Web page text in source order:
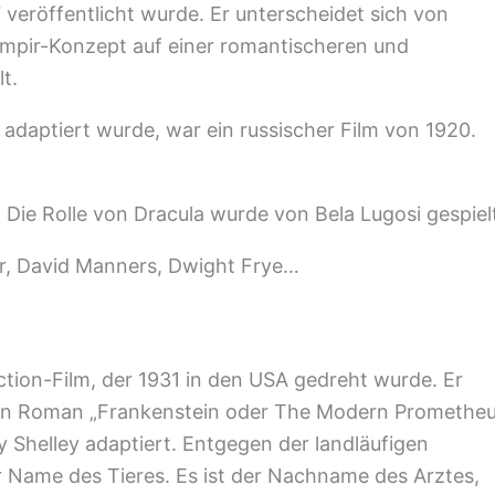
veröffentlicht wurde. Er unterscheidet sich von
Konzept auf einer romantischeren und
wurde, war ein russischer Film von 1920.
Rolle von Dracula wurde von Bela Lugosi
David Manners, Dwight Frye…
Film, der 1931 in den USA gedreht wurde. Er
Roman „Frankenstein oder The Modern
adaptiert. Entgegen der landläufigen
des Tieres. Es ist der Nachname des Arztes,